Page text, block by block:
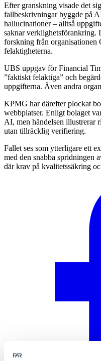
Efter granskning visade det
fallbeskrivningar byggde på
hallucinationer – alltså
saknar verklighetsförankring.
forskning från organisationen
felaktigheterna.
UBS uppgav för Financial
”faktiskt felaktiga” och
uppgifterna. Även andra
KPMG har därefter plockat
webbplatser. Enligt bolaget
AI, men händelsen illustrerar
utan tillräcklig verifiering.
Fallet ses som ytterligare ett
med den snabba spridningen
där krav på kvalitetssäkring